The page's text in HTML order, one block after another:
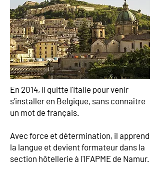
En 2014, il quitte l'Italie pour venir
s'installer en Belgique, sans connaître
un mot de français.
Avec force et détermination, il apprend
la langue et devient formateur dans la
section hôtellerie à l'IFAPME de Namur.